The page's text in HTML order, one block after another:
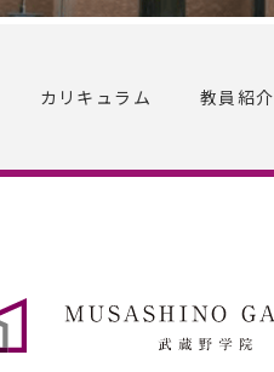
カリキュラム 教員紹介